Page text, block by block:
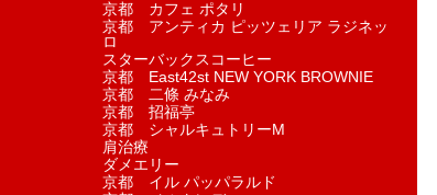
京都 カフェ ポタリ
京都 アンティカ ピッツェリア ラジネッ
ロ
スターバックスコーヒー
京都 East42st NEW YORK BROWNIE
京都 二條 みなみ
京都 招福亭
京都 シャルキュトリーM
肩治療
ダメエリー
京都 イル パッパラルド